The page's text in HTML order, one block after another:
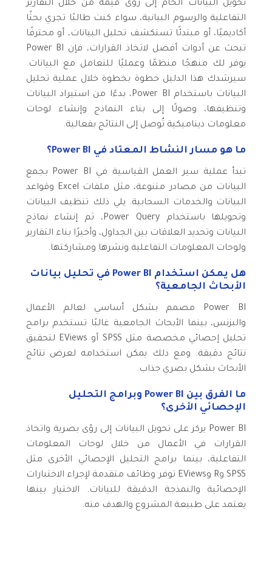
تحويل البيانات الخام إلى رؤى قيمة من خلال التقارير
التفاعلية والرسوم البيانية، سواء كنت طالبًا تجري بحثًا
أكاديميًا، أو مبتدئًا تستكشف تحليل البيانات، أو محترفًا
تبحث عن أدوات أفضل لاتخاذ القرارات، فإن Power BI
يوفر لك منهجًا منظمًا وعمليًا للتعامل مع البيانات.
سيرشدك هذا الدليل خطوة بخطوة خلال عملية تحليل
البيانات باستخدام Power BI، بدءًا من استيراد البيانات
وتنظيفها، وصولًا إلى بناء النماذج وإنشاء لوحات
معلومات ديناميكية تُوصل إلى النتائج بفعالية.
ما هو مسار النشاط المعتاد في Power BI؟
تبدأ عملية سير العمل القياسية في Power BI بجمع
البيانات من مصادر متنوعة، مثل ملفات Excel وقواعد
البيانات والخدمات السحابية. يلي ذلك تنظيف البيانات
وتحويلها باستخدام Power Query، ثم إنشاء نماذج
البيانات وتحديد العلاقات بين الجداول، وأخيرًا بناء التقارير
ولوحات المعلومات التفاعلية ونشرها ومشاركتها.
هل يمكن استخدام Power BI في تحليل بيانات
الأبحاث الجامعية؟
Power BI مصمم بشكل أساسي لعالم الأعمال
والبزنس، بينما الأبحاث الجامعية غالبًا تستخدم برامج
تحليل إحصائي مخصصة مثل SPSS أو EViews لتحقيق
نتائج دقيقة. ومع ذلك يمكن استخدامه لعرض نتائج
الأبحاث بشكل بصري جذاب.
ما الفرق بين Power BI وبرامج التحليل
الإحصائي الأخرى؟
Power BI يركز على تحويل البيانات إلى رؤى بصرية واتخاذ
القرارات في الأعمال من خلال لوحات المعلومات
التفاعلية، بينما برامج التحليل الإحصائي الأخرى مثل
SPSS وR وEViews توفر وظائف متقدمة لإجراء الاختبارات
الإحصائية والنمذجة الدقيقة للبيانات. الاختيار بينها
يعتمد على طبيعة المشروع والهدف منه.